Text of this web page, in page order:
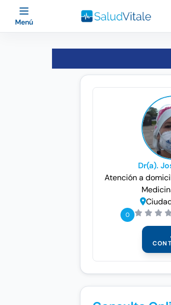
Menú
Dr(a).
Atención a
0